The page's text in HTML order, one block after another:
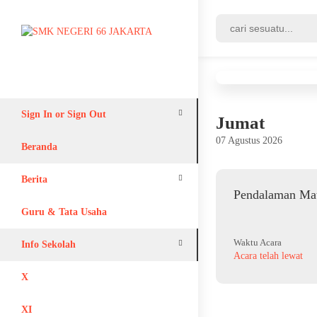
Sign In or Sign Out
Login
Register
Beranda
Berita
Adiwiyata
Guru & Tata Usaha
Info Sekolah
Lain-lain
X
XI
Jumat
07 Agustus 2026
Pendalaman
Waktu Acara
Acara telah lewat